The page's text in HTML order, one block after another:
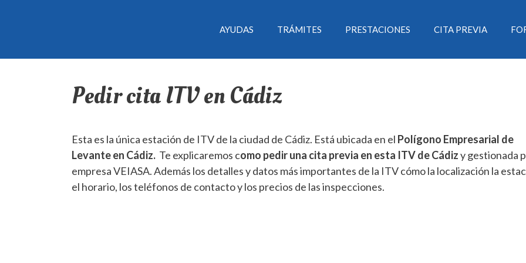
AYUDAS TRÁMITES PRESTACIONES CITA PREVIA
Pedir cita ITV en Cádiz
Esta es la única estación de ITV de la ciudad de Cádiz. Está ubicada en el Polígono Empresarial de
Levante en Cádiz. Te explicaremos como pedir una cita previa en esta ITV de Cádizy gestionada
empresa VEIASA. Además los detalles y datos más importantes de la ITV cómo la localización la
el horario, los teléfonos de contacto y los precios de las inspecciones.